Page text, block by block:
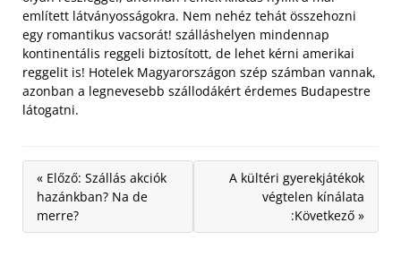
említett látványosságokra. Nem nehéz tehát összehozni
egy romantikus vacsorát! szálláshelyen mindennap
kontinentális reggeli biztosított, de lehet kérni amerikai
reggelit is! Hotelek Magyarországon szép számban vannak,
azonban a legnevesebb szállodákért érdemes Budapestre
látogatni.
« Előző: Szállás akciók
hazánkban? Na de
merre?
A kültéri gyerekjátékok
végtelen kínálata
:Következő »